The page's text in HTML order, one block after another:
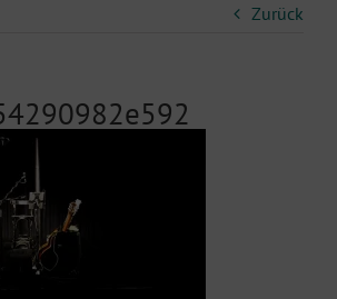
Zurück